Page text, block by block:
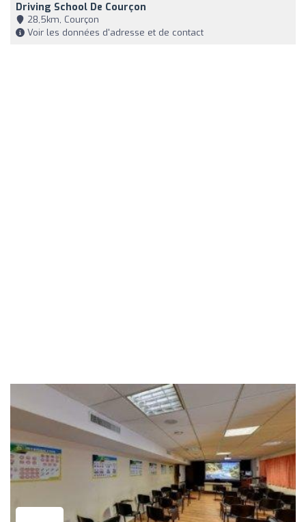
Driving School De Courçon
28,5km, Courçon
Voir les données d'adresse et de contact